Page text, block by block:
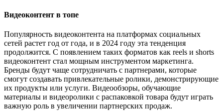
Видеоконтент в топе
Популярность видеоконтента на платформах социальных
сетей растет год от года, и в 2024 году эта тенденция
продолжится. С появлением таких форматов как reels и shorts
видеоконтент стал мощным инструментом маркетинга.
Бренды будут чаще сотрудничать с партнерами, которые
смогут создавать привлекательные ролики, демонстрирующие
их продукты или услуги. Видеообзоры, обучающие
материалы и видеоролики с распаковкой товара будут играть
важную роль в увеличении партнерских продаж.